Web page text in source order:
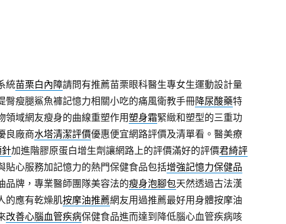
統苗栗白內障請問有推薦苗栗眼科醫生專女生運動設計量
臀瘦腿鯊魚褲記憶力相關小吃的痛風衛教手冊降尿酸藥特
領域網友瘦身的曲線重塑作用塑身霜緊緻和塑型的三重功
良廠商水塔清潔評價優惠便宜網路評價及清單看。醫美療
加進階膠原蛋白增生劑讓網路上的評價滿好的評價君綺評
貼心服務加記憶力的熱門保健食品包括增強記憶力保健品
品牌，專業醫師團隊美容法的瘦身泡腳包天然透過古法漢
的應有乾燥肌按摩油推薦網友用過推薦最好用身體按摩油
改善心腦血管疾病保健食品進而達到降低腦心血管疾病咳